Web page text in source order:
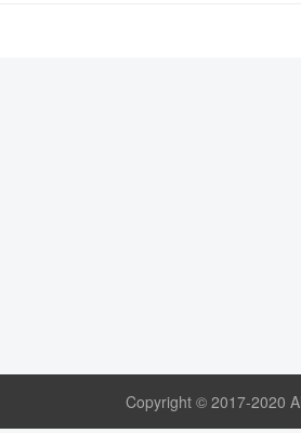
Copyright © 2017-2020